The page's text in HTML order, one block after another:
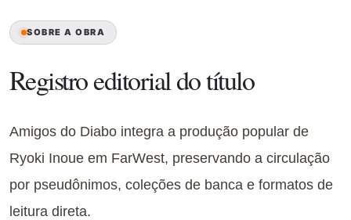
SOBRE A OBRA
Registro editorial do título
Amigos do Diabo integra a produção popular de
Ryoki Inoue em FarWest, preservando a circulação
por pseudônimos, coleções de banca e formatos de
leitura direta.